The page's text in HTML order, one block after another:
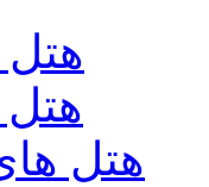
هتل
هتل